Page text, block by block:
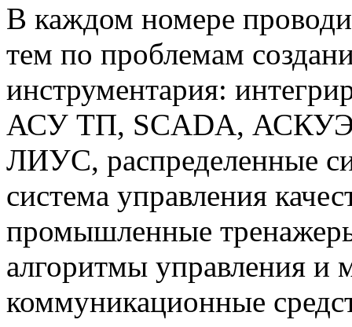
В каждом номере
тем по проблемам
инструментария:
АСУ ТП, SCADA,
ЛИУС, распределенные
система управления
промышленные
алгоритмы управления и
коммуникационные